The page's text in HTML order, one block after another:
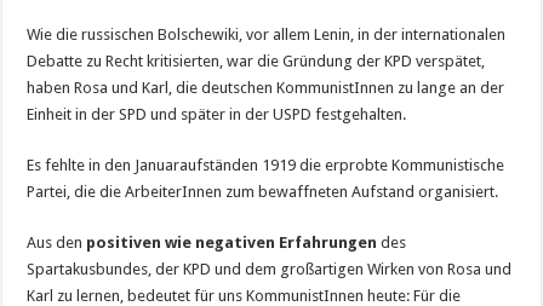
Wie die russischen Bolschewiki, vor allem Lenin, in der internationalen
Debatte zu Recht kritisierten, war die Gründung der KPD verspätet,
haben Rosa und Karl, die deutschen KommunistInnen zu lange an der
Einheit in der SPD und später in der USPD festgehalten.
Es fehlte in den Januaraufständen 1919 die erprobte Kommunistische
Partei, die die ArbeiterInnen zum bewaffneten Aufstand organisiert.
Aus den positiven wie negativen Erfahrungendes
Spartakusbundes, der KPD und dem großartigen Wirken von Rosa und
Karl zu lernen, bedeutet für uns KommunistInnen heute: Für die